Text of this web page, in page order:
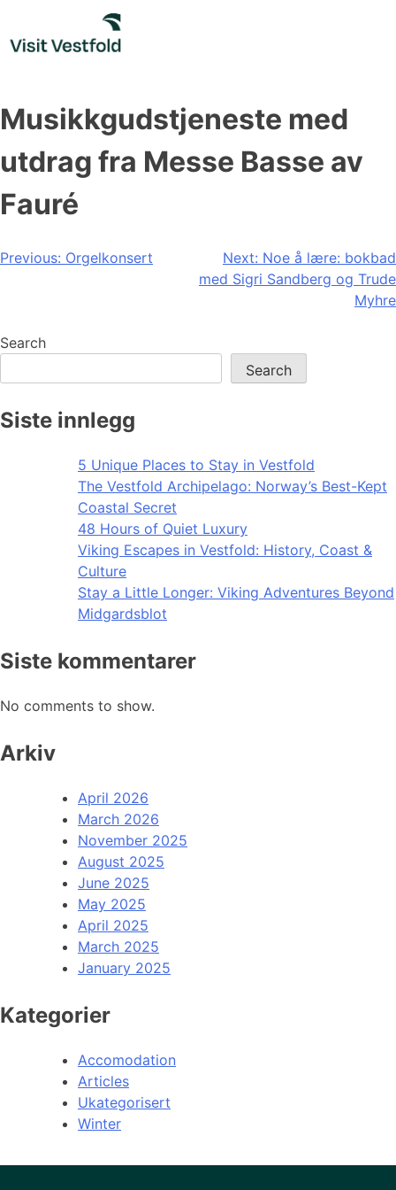
content
Musikkgudstjeneste med
utdrag fra Messe Basse av
Fauré
Post
Previous: Orgelkonsert Next: Noe å lære: bokbad
med Sigri Sandberg og Trude
Myhre
Search
Search
Siste innlegg
5 Unique Places to Stay in Vestfold
The Vestfold Archipelago: Norway’s Best-Kept
Coastal Secret
48 Hours of Quiet Luxury
Viking Escapes in Vestfold: History, Coast &
Culture
Stay a Little Longer: Viking Adventures Beyond
Midgardsblot
Siste kommentarer
No comments to show.
Arkiv
April 2026
March 2026
November 2025
August 2025
June 2025
May 2025
April 2025
March 2025
January 2025
Kategorier
Accomodation
Articles
Ukategorisert
Winter